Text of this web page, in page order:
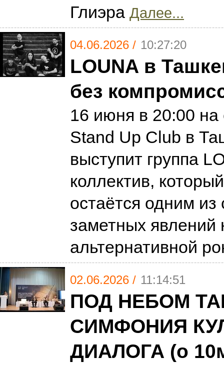
Глиэра Далее...
04.06.2026 / 10:27:20
LOUNA в
без
16 июня в 20:00 на
Stand Up Club в
выступит группа
коллектив,
остаётся одним
заметных явлений
альтернативной
02.06.2026 / 11:14:51
ПОД НЕБОМ
СИМФОНИЯ
ДИАЛОГА (о